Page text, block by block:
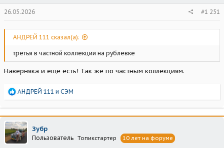
26.05.2026 #1 251
АНДРЕЙ 111 сказал(а):
третья в частной коллекции на рублевке
Наверняка и еще есть! Так же по частным коллекциям.
Р
а
к
ц
и
и
АНДРЕЙ 111 и СЭМ
Зубр
Пользователь Топикстартер 10 лет на форуме